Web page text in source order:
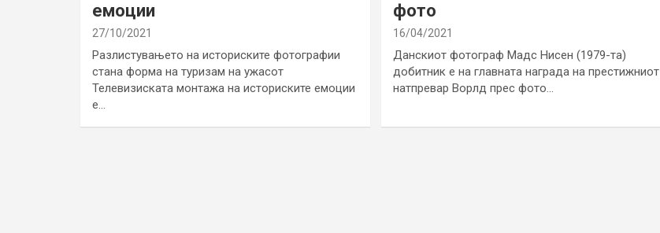
емоции
27/10/2021
Разлистувањето на историските фотографии
стана форма на туризам на ужасот
Телевизиската монтажа на историските емоции
е…
фото
16/04/2021
Данскиот фотограф Мадс Нисен (1979-та)
добитник е на главната награда на престижниот
натпревар Ворлд прес фото…